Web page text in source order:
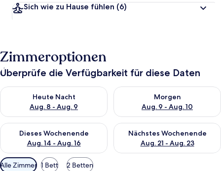
Sich wie zu Hause fühlen (6)
Zimmeroptionen
Überprüfe die Verfügbarkeit für diese Daten
Heute Nacht
Aug. 8 - Aug. 9
Überprüfe die Verfügbarkeit für heute Nacht, Aug. 8 - Aug. 9.
Morgen
Aug. 9 - Aug. 10
Überprüfe die Verfügbarkeit
Dieses Wochenende
Aug. 14 - Aug. 16
Überprüfe die Verfügbarkeit für dieses Wochenende, Aug. 14
Nächstes Wochenende
Aug. 21 - Aug. 23
Überprüfe die Verfügbarkeit
Verfügbare
Alle Zimmer 1 Bett 2 Betten